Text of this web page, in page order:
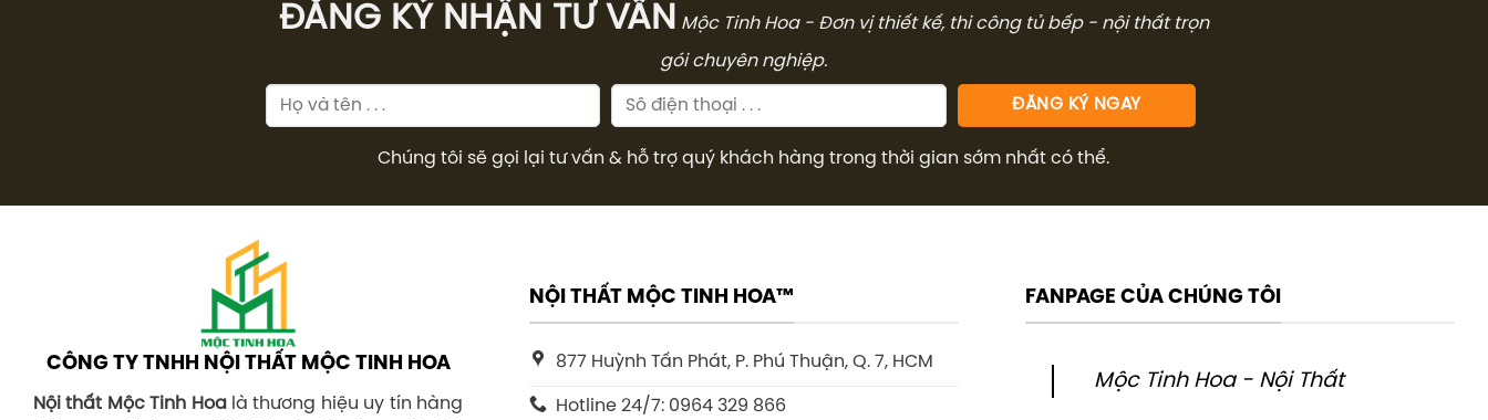
ĐĂNG KÝ NHẬN TƯ VẤN Mộc Tinh Hoa - Đơn vị thiết kế, thi công tủ bếp - nội thất trọn
gói chuyên nghiệp.
Chúng tôi sẽ gọi lại tư vấn & hỗ trợ quý khách hàng trong thời gian sớm nhất có thể.
CÔNG TY TNHH NỘI THẤT MỘC TINH HOA
Nội thất Mộc Tinh Hoalà thương hiệu uy tín hàng
NỘI THẤT MỘC TINH HOA™
877 Huỳnh Tấn Phát, P. Phú Thuận, Q. 7, HCM
Hotline 24/7: 0964 329 866
FANPAGE CỦA CHÚNG TÔI
Mộc Tinh Hoa - Nội Thất